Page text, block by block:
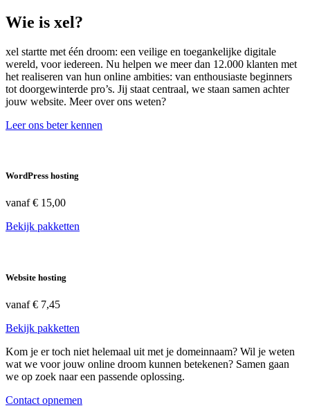
Wie is xel?
xel startte met één droom: een veilige en toegankelijke digitale
wereld, voor iedereen. Nu helpen we meer dan 12.000 klanten met
het realiseren van hun online ambities: van enthousiaste beginners
tot doorgewinterde pro’s. Jij staat centraal, we staan samen achter
jouw website. Meer over ons weten?
Leer ons beter kennen
WordPress hosting
vanaf€ 15,00
Bekijk pakketten
Website hosting
vanaf€ 7,45
Bekijk pakketten
Kom je er toch niet helemaal uit met je domeinnaam? Wil je weten
wat we voor jouw online droom kunnen betekenen? Samen gaan
we op zoek naar een passende oplossing.
Contact opnemen